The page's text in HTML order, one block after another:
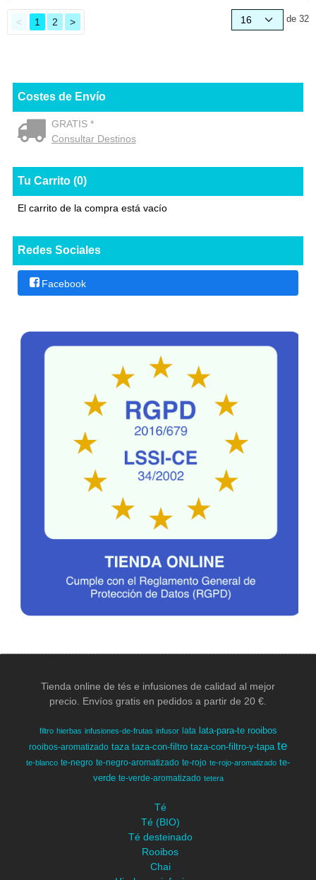
Costes de Envío
GRATIS *
Consultar Destinos
Tu Carrito (0)
El carrito de la compra está vacío
Redes Sociales
Facebook
< 1 2 > de 32
Tienda online de tés e infusiones de calidad al mejor
precio. Envíos gratis en pedidos a partir de 20 €.
filtro hierbas infusiones-de-frutas infusor lata lata-para-te rooibos
rooibos-aromatizado taza taza-con-filtro taza-con-filtro-y-tapa te
te-blanco te-negro te-negro-aromatizado te-rojo te-rojo-aromatizado te-
verde te-verde-aromatizado tetera
Té
Té (BIO)
Té desteinado
Rooibos
Chai